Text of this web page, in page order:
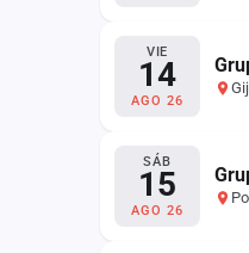
VIE
14
AGO 26
SÁB
15
AGO 26
Administración